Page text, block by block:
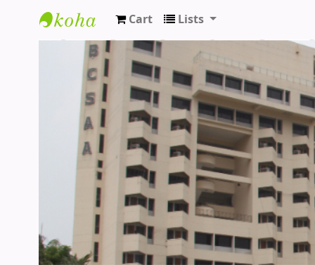
BCS Administration Academy Library
Cart Lists